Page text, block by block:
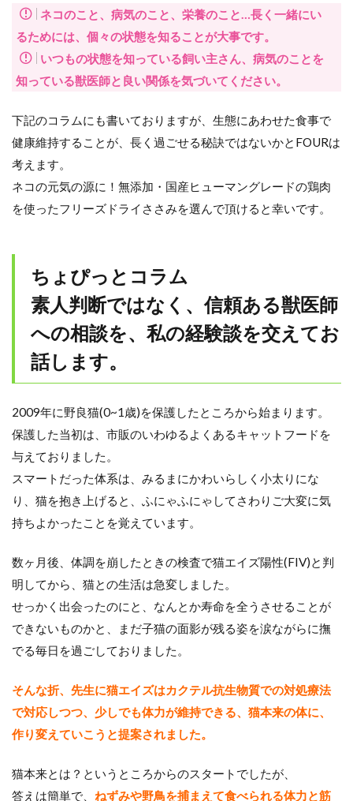
ネコのこと、病気のこと、栄養のこと…長く一緒にい
るためには、個々の状態を知ることが大事です。
いつもの状態を知っている飼い主さん、病気のことを
知っている獣医師と良い関係を気づいてください。
下記のコラムにも書いておりますが、生態にあわせた食事で
健康維持することが、長く過ごせる秘訣ではないかとFOURは
考えます。
ネコの元気の源に！無添加・国産ヒューマングレードの鶏肉
を使ったフリーズドライささみを選んで頂けると幸いです。
ちょぴっとコラム
素人判断ではなく、信頼ある獣医師
への相談を、私の経験談を交えてお
話します。
2009年に野良猫(0~1歳)を保護したところから始まります。
保護した当初は、市販のいわゆるよくあるキャットフードを
与えておりました。
スマートだった体系は、みるまにかわいらしく小太りにな
り、猫を抱き上げると、ふにゃふにゃしてさわりご大変に気
持ちよかったことを覚えています。
数ヶ月後、体調を崩したときの検査で猫エイズ陽性(FIV)と判
明してから、猫との生活は急変しました。
せっかく出会ったのにと、なんとか寿命を全うさせることが
できないものかと、まだ子猫の面影が残る姿を涙ながらに撫
でる毎日を過ごしておりました。
そんな折、先生に猫エイズはカクテル抗生物質での対処療法
で対応しつつ、少しでも体力が維持できる、猫本来の体に、
作り変えていこうと提案されました。
猫本来とは？というところからのスタートでしたが、
答えは簡単で、 ねずみや野鳥を捕まえて食べられる体力と筋